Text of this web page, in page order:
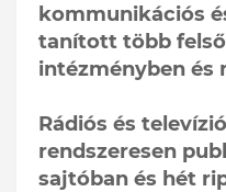
kommunikációs
tanított több
intézményben és
Rádiós és
rendszeresen
sajtóban és hét